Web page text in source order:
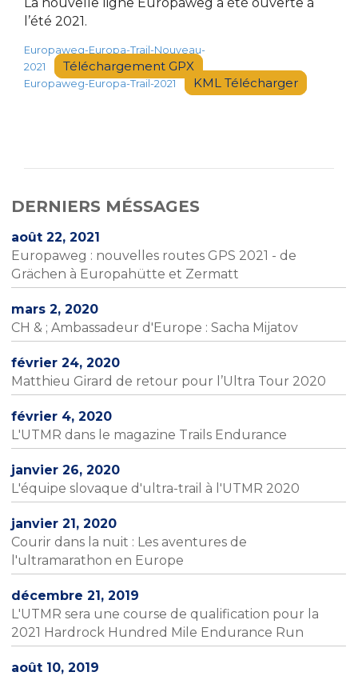
l’été 2021.
Europaweg-Europa-Trail-Nouveau-
2021
Téléchargement GPX
Europaweg-Europa-Trail-2021 KML Télécharger
DERNIERS MÉSSAGES
août 22, 2021
Europaweg : nouvelles routes GPS 2021 - de
Grächen à Europahütte et Zermatt
mars 2, 2020
CH & ; Ambassadeur d'Europe : Sacha Mijatov
février 24, 2020
Matthieu Girard de retour pour l’Ultra Tour 2020
février 4, 2020
L'UTMR dans le magazine Trails Endurance
janvier 26, 2020
L'équipe slovaque d'ultra-trail à l'UTMR 2020
janvier 21, 2020
Courir dans la nuit : Les aventures de
l'ultramarathon en Europe
décembre 21, 2019
L'UTMR sera une course de qualification pour la
2021 Hardrock Hundred Mile Endurance Run
août 10, 2019